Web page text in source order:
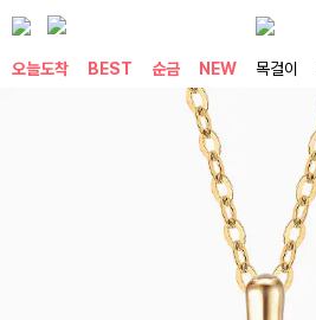
오늘도착 BEST 순금 NEW 목걸이